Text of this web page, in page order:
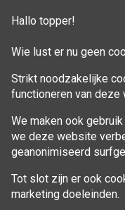
Hallo topper!
Wie lust er nu geen
Strikt noodzakelijke
functioneren van deze
We maken ook
we deze website
geanonimiseerd
Tot slot zijn er ook
marketing doeleinden.
Aankoop beheren
VOLG MIJ
Facebook